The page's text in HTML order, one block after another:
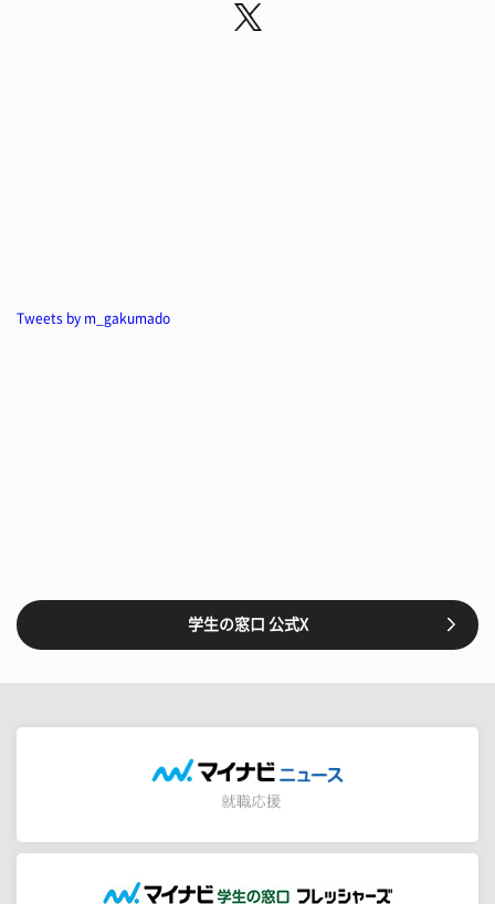
Tweets by m_gakumado
学生の窓口 公式X